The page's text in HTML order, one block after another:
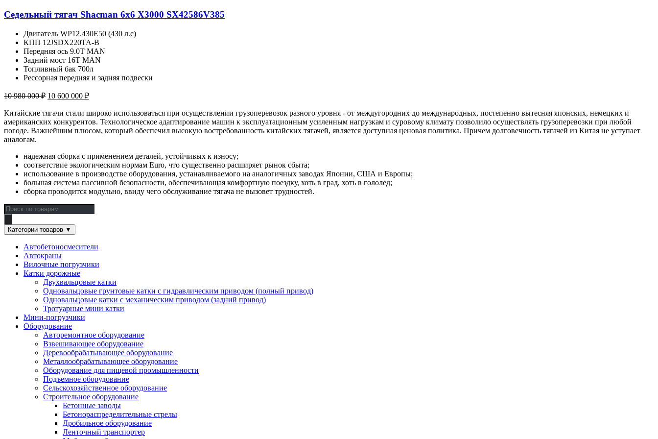
Седельный тягач Shacman 6x6 X3000 SX42586V385
Двигатель WP12.430E50 (430 л.с)
КПП 12JSDX220TA-B
Передняя ось 9.0Т MAN
Задний мост 16Т MAN
Топливный бак 700л
Рессорная передняя и задняя подвески
10 980 000₽ Первоначальная
составляла
10
980
10 600 000 ₽Текущая
10
600
000 ₽.
Китайские тягачи стали широко использоваться при осуществлении грузоперевозок разного уровня - от междугородних до международных, постепенно вытесняя японских, немецких и
американских конкурентов. Технологическое адаптирование машин к эксплуатационным усиленным нагрузкам и суровому климату позволило осуществлять грузоперевозки при любой
погоде. Важнейшим плюсом, который обеспечил высокую востребованность китайских тягачей, является доступная ценовая политика. Причем долговечность тягачей из Китая не уступает
аналогам.
надежная сборка с применением деталей, устойчивых к износу;
соответствие экологическим нормам Euro, что существенно расширяет рынок сбыта;
использование в производстве оборудования, устанавливаемого на аналогичных заводах Японии, США и Европы;
большая система пассивной безопасности, обеспечивающая комфортную поездку, хоть в град, хоть в гололед;
сборка проводится модульно, ввиду чего обслуживание тягача не вызовет трудностей.
Поиск
товаров
Категории товаров ▼
Автобетоносмесители
Автокраны
Вилочные погрузчики
Катки дорожные
Двухвальцовые катки
Одновальцовые грунтовые катки с гидравлическим приводом (полный привод)
Одновальцовые катки с механическим приводом (задний привод)
Тротуарные мини катки
Мини-погрузчики
Оборудование
Авторемонтное оборудование
Взвешивающее оборудование
Деревообрабатывающее оборудование
Металлообрабатывающее оборудование
Оборудование для пищевой промышленности
Подъемное оборудование
Сельскохозяйственное оборудование
Строительное оборудование
Бетонные заводы
Бетонораспределительные стрелы
Дробильное оборудование
Ленточный транспортер